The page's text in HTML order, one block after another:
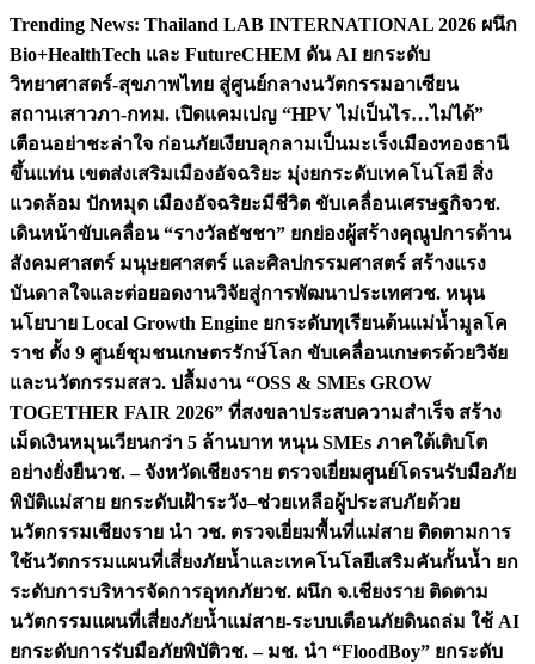
Skip
content
Trending News: Thailand LAB INTERNATIONAL 2026 ผนึก
Bio+HealthTech และ FutureCHEM ดัน AI ยกระดับ
วิทยาศาสตร์-สุขภาพไทย สู่ศูนย์กลางนวัตกรรมอาเซียน
สถานเสาวภา-กทม. เปิดแคมเปญ “HPV ไม่เป็นไร…ไม่ได้”
เตือนอย่าชะล่าใจ ก่อนภัยเงียบลุกลามเป็นมะเร็งเมืองทองธานี
ขึ้นแท่น เขตส่งเสริมเมืองอัจฉริยะ มุ่งยกระดับเทคโนโลยี สิ่ง
แวดล้อม ปักหมุด เมืองอัจฉริยะมีชีวิต ขับเคลื่อนเศรษฐกิจวช.
เดินหน้าขับเคลื่อน “รางวัลธัชชา” ยกย่องผู้สร้างคุณูปการด้าน
สังคมศาสตร์ มนุษยศาสตร์ และศิลปกรรมศาสตร์ สร้างแรง
บันดาลใจและต่อยอดงานวิจัยสู่การพัฒนาประเทศวช. หนุน
นโยบาย Local Growth Engine ยกระดับทุเรียนต้นแม่น้ำมูลโค
ราช ตั้ง 9 ศูนย์ชุมชนเกษตรรักษ์โลก ขับเคลื่อนเกษตรด้วยวิจัย
และนวัตกรรมสสว. ปลื้มงาน “OSS & SMEs GROW
TOGETHER FAIR 2026” ที่สงขลาประสบความสำเร็จ สร้าง
เม็ดเงินหมุนเวียนกว่า 5 ล้านบาท หนุน SMEs ภาคใต้เติบโต
อย่างยั่งยืนวช. – จังหวัดเชียงราย ตรวจเยี่ยมศูนย์โดรนรับมือภัย
พิบัติแม่สาย ยกระดับเฝ้าระวัง–ช่วยเหลือผู้ประสบภัยด้วย
นวัตกรรมเชียงราย นำ วช. ตรวจเยี่ยมพื้นที่แม่สาย ติดตามการ
ใช้นวัตกรรมแผนที่เสี่ยงภัยน้ำและเทคโนโลยีเสริมคันกั้นน้ำ ยก
ระดับการบริหารจัดการอุทกภัยวช. ผนึก จ.เชียงราย ติดตาม
นวัตกรรมแผนที่เสี่ยงภัยน้ำแม่สาย-ระบบเตือนภัยดินถล่ม ใช้ AI
ยกระดับการรับมือภัยพิบัติวช. – มช. นำ “FloodBoy” ยกระดับ